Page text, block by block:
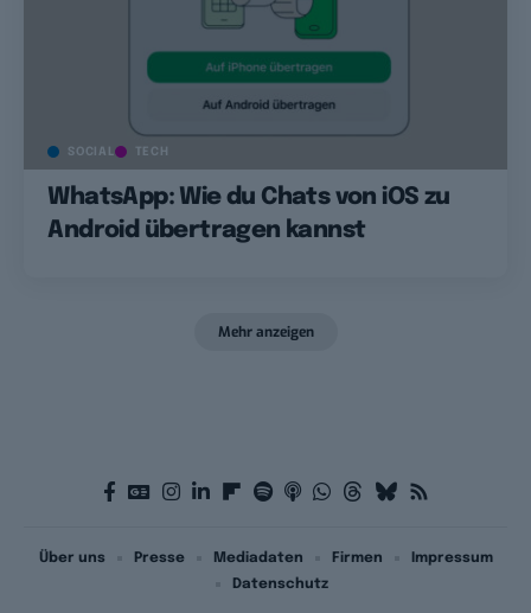
SOCIAL TECH
WhatsApp: Wie du Chats von iOS zu
Android übertragen kannst
Mehr anzeigen
Über uns Presse Mediadaten Firmen
Impressum
Datenschutz